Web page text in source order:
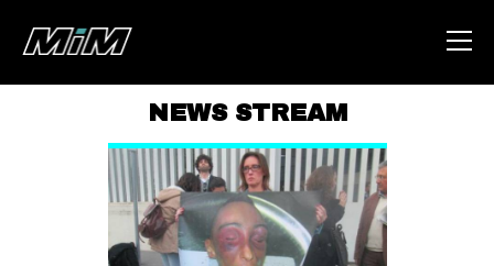
ABOUT
AREA
NEWS STREAM